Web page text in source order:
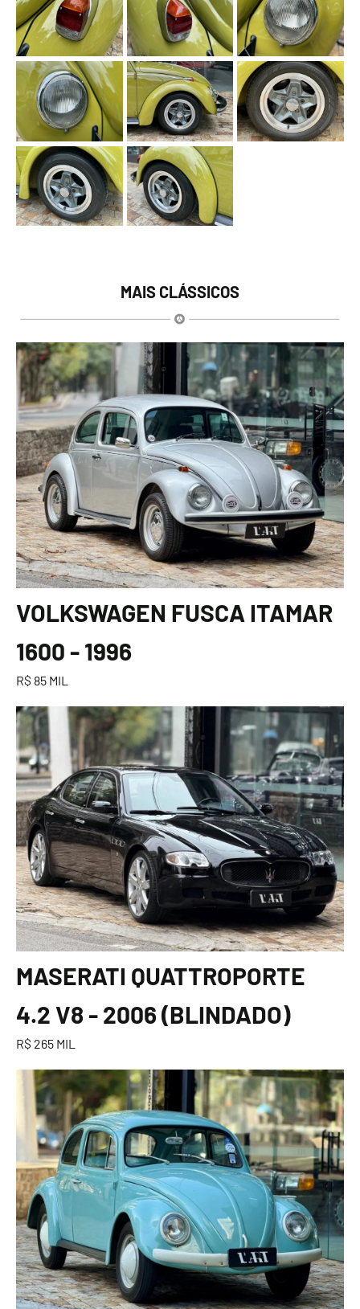
MAIS CLÁSSICOS
VOLKSWAGEN FUSCA ITAMAR
1600 - 1996
R$ 85 MIL
MASERATI QUATTROPORTE
4.2 V8 - 2006 (BLINDADO)
R$ 265 MIL